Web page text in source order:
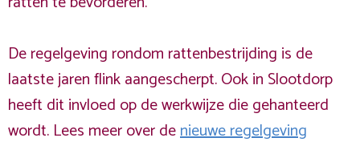
De regelgeving rondom rattenbestrijding is de
laatste jaren flink aangescherpt. Ook in Slootdorp
heeft dit invloed op de werkwijze die gehanteerd
wordt. Lees meer over denieuwe regelgeving